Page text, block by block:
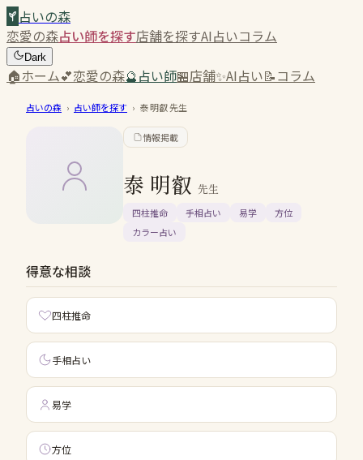
占いの森
恋愛の森占い師を探す店舗を探すAI占いコラム
Dark
🏠ホーム💕恋愛の森🔮占い師🏪店舗✨AI占い📝コラム
占いの森 › 占い師を探す › 泰 明叡先生
情報掲載
泰 明叡 先生
四柱推命 手相占い 易学
方位
カラー占い
得意な相談
四柱推命
手相占い
易学
方位